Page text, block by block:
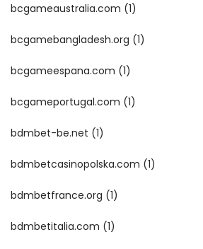
bcgameaustralia.com (1)
bcgamebangladesh.org (1)
bcgameespana.com (1)
bcgameportugal.com (1)
bdmbet-be.net (1)
bdmbetcasinopolska.com (1)
bdmbetfrance.org (1)
bdmbetitalia.com (1)